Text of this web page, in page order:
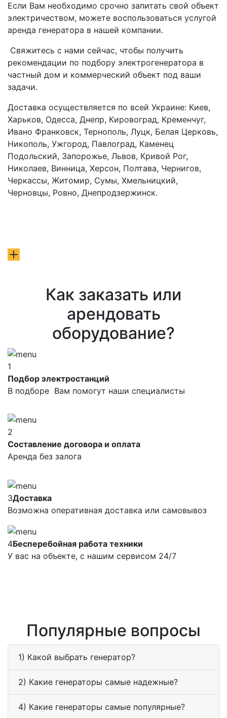
Если Вам необходимо срочно запитать свой объект
электричеством, можете воспользоваться услугой
аренда генератора в нашей компании.
Свяжитесь с нами сейчас, чтобы получить
рекомендации по подбору электрогенератора в
частный дом и коммерческий объект под ваши
задачи.
Доставка осуществляется по всей Украине: Киев,
Харьков, Одесса, Днепр, Кировоград, Кременчуг,
Ивано Франковск, Тернополь, Луцк, Белая Церковь,
Никополь, Ужгород, Павлоград, Каменец
Подольский, Запорожье, Львов, Кривой Рог,
Николаев, Винница, Херсон, Полтава, Чернигов,
Черкассы, Житомир, Сумы, Хмельницкий,
Черновцы, Ровно, Днепродзержинск.
Как заказать или
арендовать
оборудование?
1
Подбор электростанций
В подборе Вам помогут наши специалисты
2
Составление договора и оплата
Аренда без залога
3Доставка
Возможна оперативная доставка или самовывоз
4Бесперебойная работа техники
У вас на объекте, с нашим сервисом 24/7
Популярные вопросы
1) Какой выбрать генератор?
2) Какие генераторы самые надежные?
4) Какие генераторы самые популярные?